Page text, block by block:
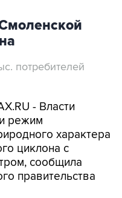
потребителей
- Власти
режим
характера
циклона с
сообщила
правительства